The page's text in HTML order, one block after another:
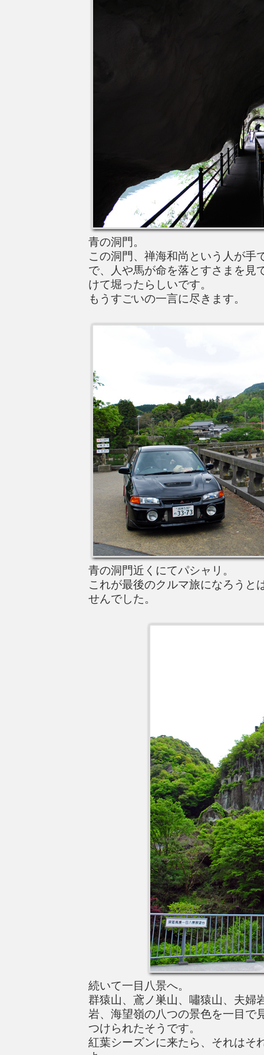
青の洞門。
この洞門、禅海和尚という人が手
で、人や馬が命を落とすさまを見
けて堀ったらしいです。
もうすごいの一言に尽きます。
青の洞門近くにてパシャリ。
これが最後のクルマ旅になろうと
せんでした。
続いて一目八景へ。
群猿山、鳶ノ巣山、嘯猿山、夫婦
岩、海望嶺の八つの景色を一目で
つけられたそうです。
紅葉シーズンに来たら、それはそ